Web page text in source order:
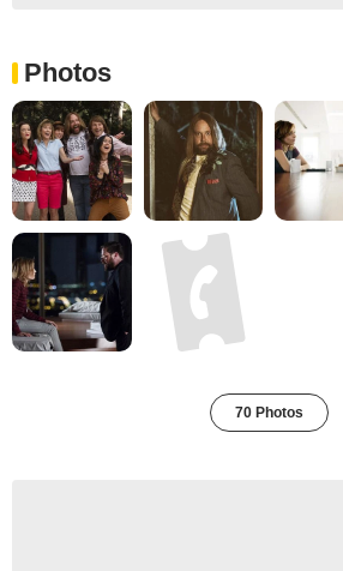
Photos
70 Photos